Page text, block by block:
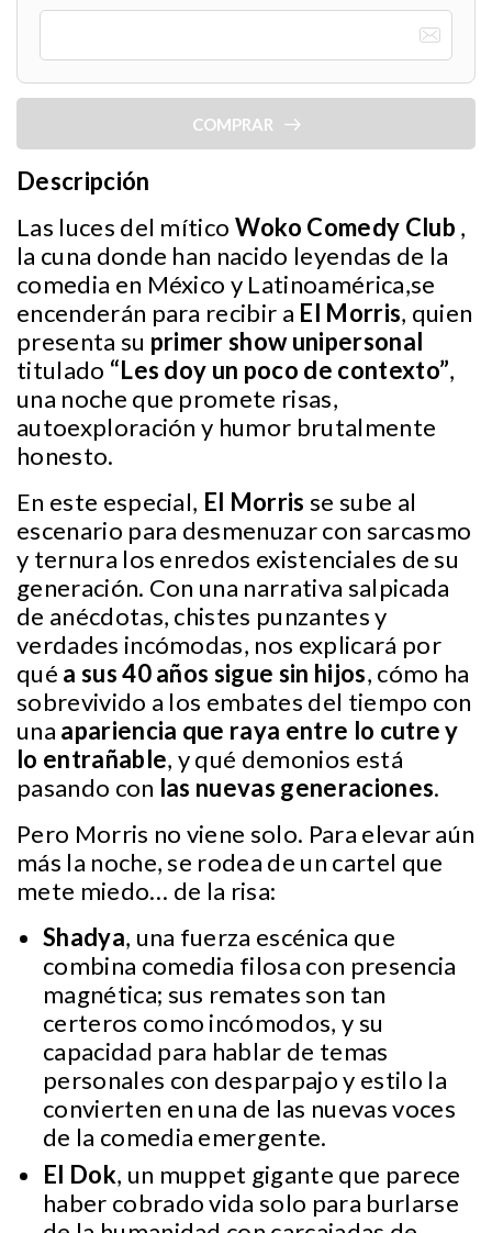
COMPRAR
Descripción
Las luces del mítico Woko Comedy Club ,
la cuna donde han nacido leyendas de la
comedia en México y Latinoamérica,se
encenderán para recibir a El Morris, quien
presenta su primer show unipersonal
titulado “Les doy un poco de contexto”,
una noche que promete risas,
autoexploración y humor brutalmente
honesto.
En este especial, El Morris se sube al
escenario para desmenuzar con sarcasmo
y ternura los enredos existenciales de su
generación. Con una narrativa salpicada
de anécdotas, chistes punzantes y
verdades incómodas, nos explicará por
qué a sus 40 años sigue sin hijos, cómo ha
sobrevivido a los embates del tiempo con
una apariencia que raya entre lo cutre y
lo entrañable, y qué demonios está
pasando con las nuevas generaciones.
Pero Morris no viene solo. Para elevar aún
más la noche, se rodea de un cartel que
mete miedo… de la risa:
Shadya, una fuerza escénica que
combina comedia filosa con presencia
magnética; sus remates son tan
certeros como incómodos, y su
capacidad para hablar de temas
personales con desparpajo y estilo la
convierten en una de las nuevas voces
de la comedia emergente.
El Dok, un muppet gigante que parece
haber cobrado vida solo para burlarse